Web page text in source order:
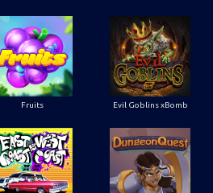
Fruits Evil Goblins xBomb